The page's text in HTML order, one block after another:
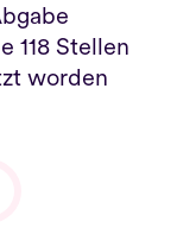
118 Stellen
worden